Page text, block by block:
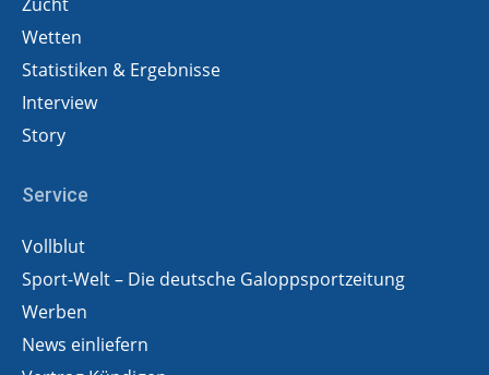
Wetten
Statistiken & Ergebnisse
Interview
Story
Service
Vollblut
Sport-Welt – Die deutsche Galoppsportzeitung
Werben
News einliefern